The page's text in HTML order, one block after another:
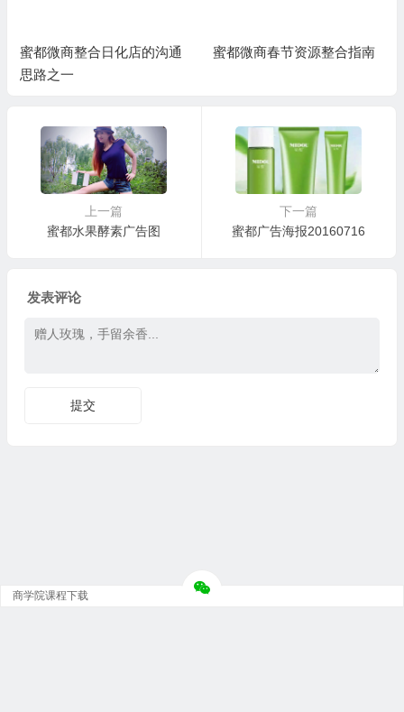
的沟通 蜜都微商春节资源整合指南
微商团队老大招募助
上一篇
蜜都水果酵素广告图
下一篇
蜜都广告海报20160716
发表评论
商学院课程下载